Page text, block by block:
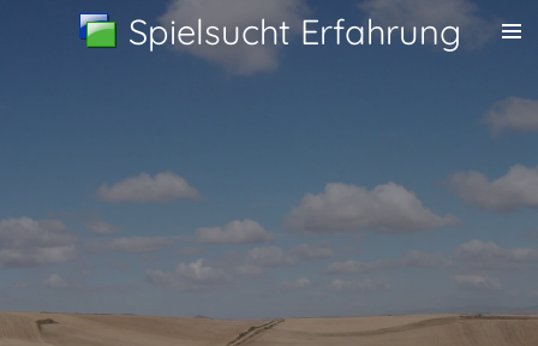
Hauptinhalt
Spielsucht Erfahrung